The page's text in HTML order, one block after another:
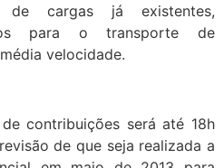
cargas já existentes,
para o transporte de
velocidade.
contribuições será até 18h
de que seja realizada a